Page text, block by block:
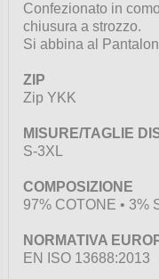
Confezionato in
chiusura a strozzo.
Si abbina al
ZIP
Zip YKK
MISURE/TAGLIE
S-3XL
COMPOSIZIONE
97% COTONE • 3%
NORMATIVA
EN ISO 13688:2013